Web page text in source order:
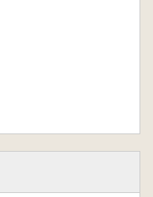
教授)
ての九州…………
日本管区長)
………………………井
大